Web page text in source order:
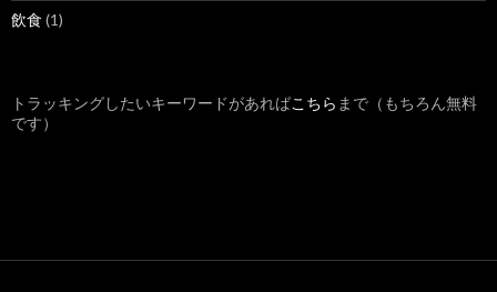
飲食 (1)
トラッキングしたいキーワードがあればこちら まで（もちろん無料
です）